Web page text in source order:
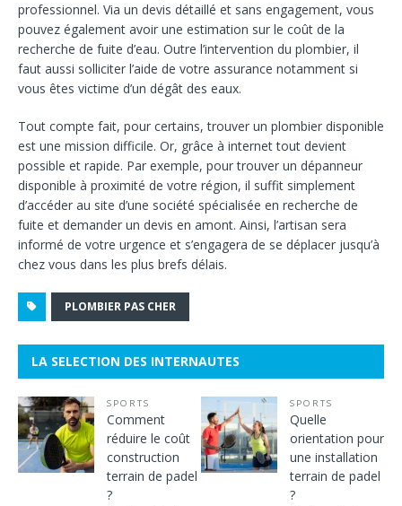
professionnel. Via un devis détaillé et sans engagement, vous
pouvez également avoir une estimation sur le coût de la
recherche de fuite d’eau. Outre l’intervention du plombier, il
faut aussi solliciter l’aide de votre assurance notamment si
vous êtes victime d’un dégât des eaux.
Tout compte fait, pour certains, trouver un plombier disponible
est une mission difficile. Or, grâce à internet tout devient
possible et rapide. Par exemple, pour trouver un dépanneur
disponible à proximité de votre région, il suffit simplement
d’accéder au site d’une société spécialisée en recherche de
fuite et demander un devis en amont. Ainsi, l’artisan sera
informé de votre urgence et s’engagera de se déplacer jusqu’à
chez vous dans les plus brefs délais.
PLOMBIER PAS CHER
LA SELECTION DES INTERNAUTES
SPORTS
Comment
réduire le coût
construction
terrain de padel
?
SPORTS
Quelle
orientation pour
une installation
terrain de padel
?